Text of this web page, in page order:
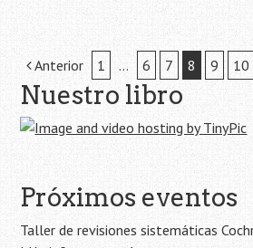
Navegación
de
la
entrada
Anterior 1 … 6 7 8 9 10
Nuestro libro
Próximos eventos
Taller de revisiones sistemáticas